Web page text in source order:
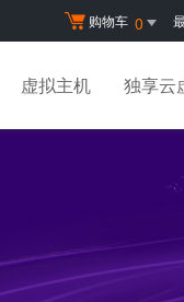
购物车 0
虚拟主机 独享云